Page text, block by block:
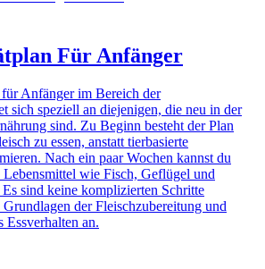
Für Anfänger
Anfänger im Bereich der
sich speziell an diejenigen, die neu in der
sind. Zu Beginn besteht der Plan
zu essen, anstatt tierbasierte
Nach ein paar Wochen kannst du
Lebensmittel wie Fisch, Geflügel und
sind keine komplizierten Schritte
der Fleischzubereitung und
Essverhalten an.